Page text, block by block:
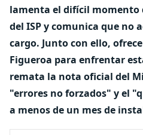
lamenta el difícil momento
del ISP y comunica que no
cargo. Junto con ello,
Figueroa para enfrentar
remata la nota oficial del
"errores no forzados" y el
a menos de un mes de